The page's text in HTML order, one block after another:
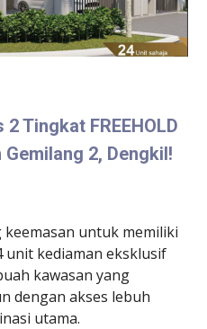
Tingkat FREEHOLD
2, Dengkil!
keemasan untuk memiliki
unit kediaman eksklusif
kawasan yang
dengan akses lebuh
utama.